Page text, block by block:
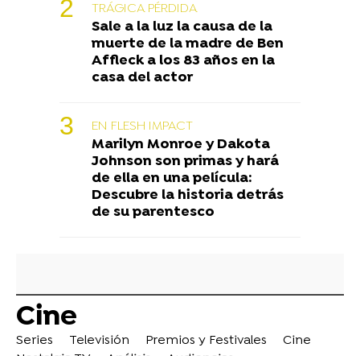
TRÁGICA PÉRDIDA
Sale a la luz la causa de la
muerte de la madre de Ben
Affleck a los 83 años en la
casa del actor
EN FLESH IMPACT
Marilyn Monroe y Dakota
Johnson son primas y hará
de ella en una película:
Descubre la historia detrás
de su parentesco
Cine
Series Televisión Premios y Festivales
Cine